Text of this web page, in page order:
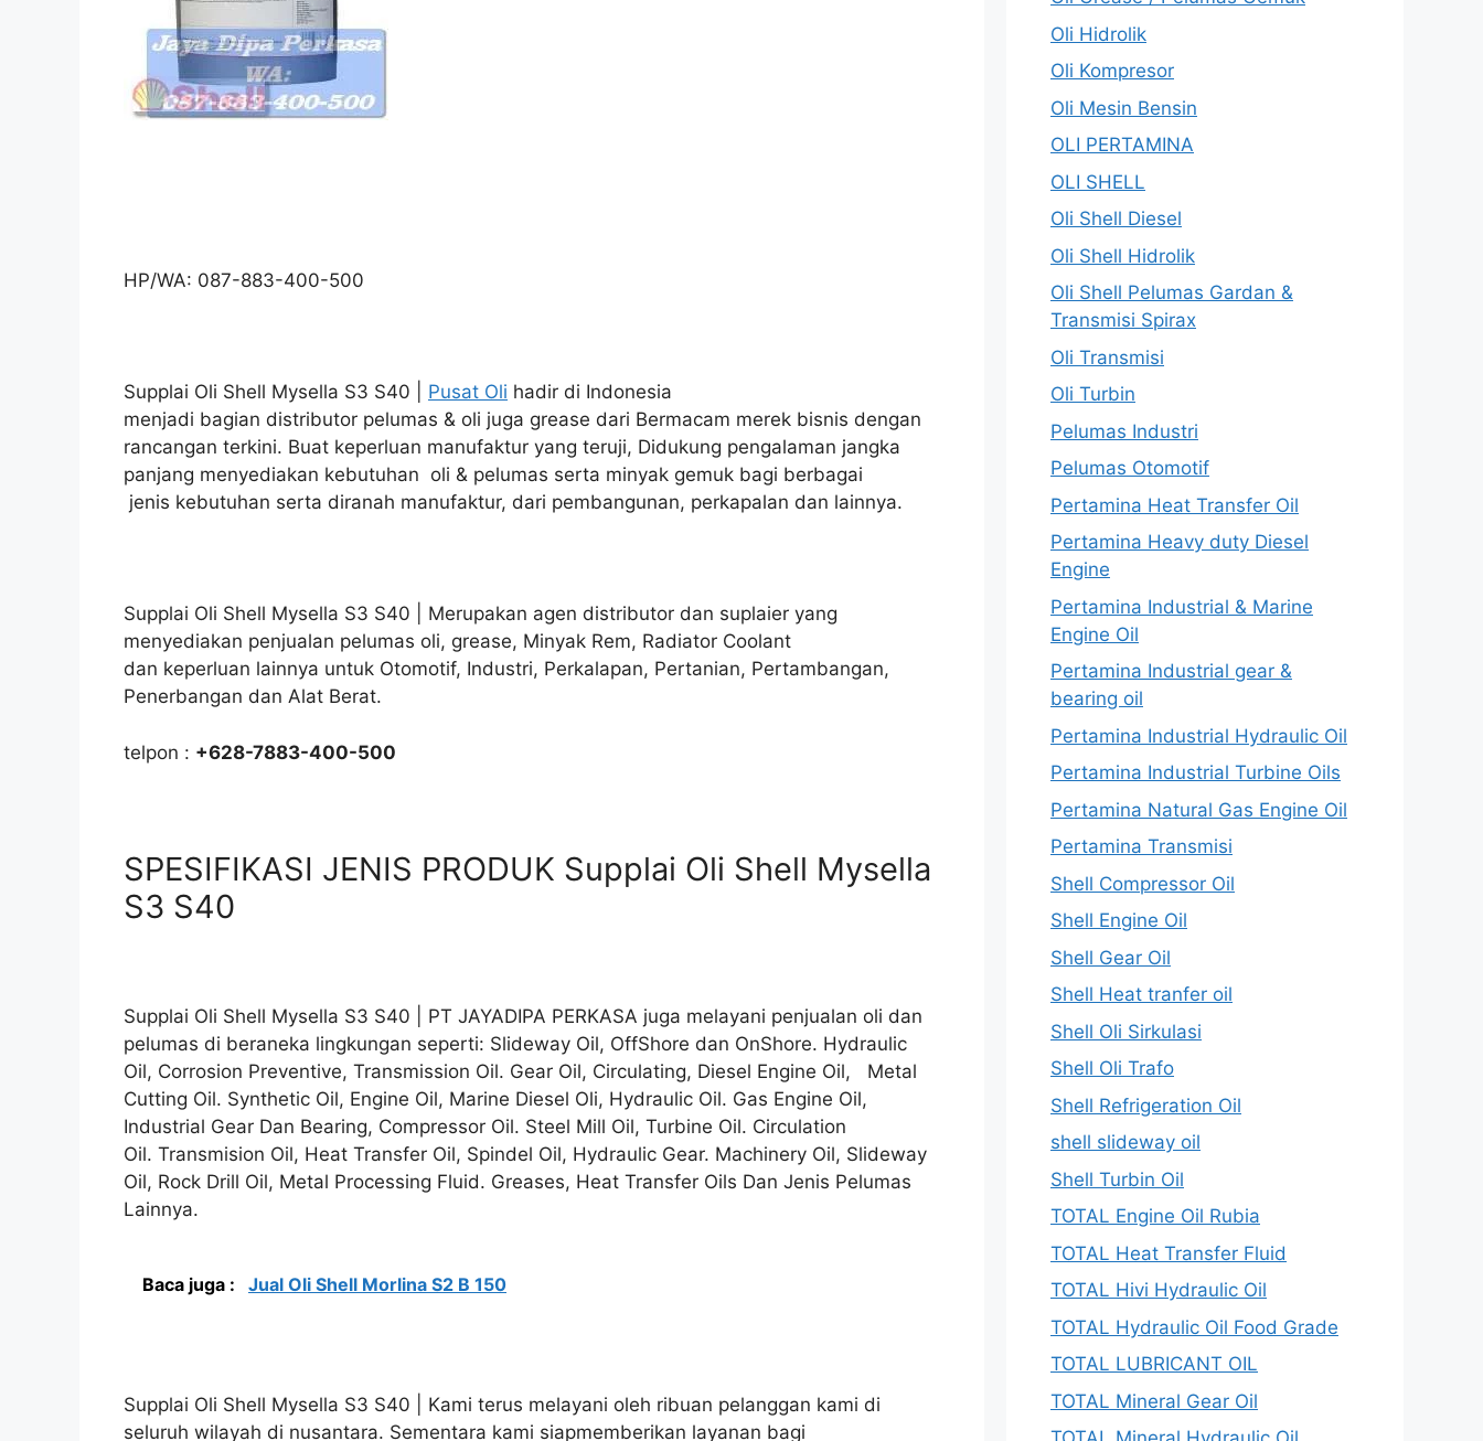
HP/WA: 087-883-400-500
Supplai Oli Shell Mysella S3 S40 | Pusat Oli hadir di Indonesia
menjadi bagian distributor pelumas & oli juga grease dari Bermacam merek bisnis dengan
rancangan terkini. Buat keperluan manufaktur yang teruji, Didukung pengalaman jangka
panjang menyediakan kebutuhan oli & pelumas serta minyak gemuk bagi berbagai
jenis kebutuhan serta diranah manufaktur, dari pembangunan, perkapalan dan lainnya.
Supplai Oli Shell Mysella S3 S40 | Merupakan agen distributor dan suplaier yang
menyediakan penjualan pelumas oli, grease, Minyak Rem, Radiator Coolant
dan keperluan lainnya untuk Otomotif, Industri, Perkalapan, Pertanian, Pertambangan,
Penerbangan dan Alat Berat.
telpon : +628-7883-400-500
SPESIFIKASI JENIS PRODUK Supplai Oli Shell Mysella
S3 S40
Supplai Oli Shell Mysella S3 S40 | PT JAYADIPA PERKASA juga melayani penjualan oli dan
pelumas di beraneka lingkungan seperti: Slideway Oil, OffShore dan OnShore. Hydraulic
Oil, Corrosion Preventive, Transmission Oil. Gear Oil, Circulating, Diesel Engine Oil, Metal
Cutting Oil. Synthetic Oil, Engine Oil, Marine Diesel Oli, Hydraulic Oil. Gas Engine Oil,
Industrial Gear Dan Bearing, Compressor Oil. Steel Mill Oil, Turbine Oil. Circulation
Oil. Transmision Oil, Heat Transfer Oil, Spindel Oil, Hydraulic Gear. Machinery Oil, Slideway
Oil, Rock Drill Oil, Metal Processing Fluid. Greases, Heat Transfer Oils Dan Jenis Pelumas
Lainnya.
Baca juga : Jual Oli Shell Morlina S2 B 150
Supplai Oli Shell Mysella S3 S40 | Kami terus melayani oleh ribuan pelanggan kami di
seluruh wilayah di nusantara. Sementara kami siapmemberikan layanan bagi
Oli Hidrolik
Oli Kompresor
Oli Mesin Bensin
OLI PERTAMINA
OLI SHELL
Oli Shell Diesel
Oli Shell Hidrolik
Oli Shell Pelumas Gardan &
Transmisi Spirax
Oli Transmisi
Oli Turbin
Pelumas Industri
Pelumas Otomotif
Pertamina Heat Transfer Oil
Pertamina Heavy duty Diesel
Engine
Pertamina Industrial & Marine
Engine Oil
Pertamina Industrial gear &
bearing oil
Pertamina Industrial Hydraulic Oil
Pertamina Industrial Turbine Oils
Pertamina Natural Gas Engine Oil
Pertamina Transmisi
Shell Compressor Oil
Shell Engine Oil
Shell Gear Oil
Shell Heat tranfer oil
Shell Oli Sirkulasi
Shell Oli Trafo
Shell Refrigeration Oil
shell slideway oil
Shell Turbin Oil
TOTAL Engine Oil Rubia
TOTAL Heat Transfer Fluid
TOTAL Hivi Hydraulic Oil
TOTAL Hydraulic Oil Food Grade
TOTAL LUBRICANT OIL
TOTAL Mineral Gear Oil